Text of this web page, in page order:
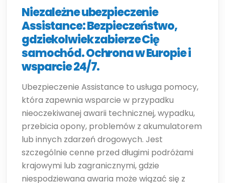
Niezależne ubezpieczenie
Assistance: Bezpieczeństwo,
gdziekolwiek zabierze Cię
samochód. Ochrona w Europie i
wsparcie 24/7.
Ubezpieczenie Assistance to usługa pomocy,
która zapewnia wsparcie w przypadku
nieoczekiwanej awarii technicznej, wypadku,
przebicia opony, problemów z akumulatorem
lub innych zdarzeń drogowych. Jest
szczególnie cenne przed długimi podróżami
krajowymi lub zagranicznymi, gdzie
niespodziewana awaria może wiązać się z